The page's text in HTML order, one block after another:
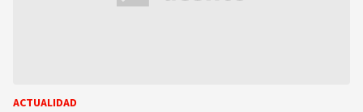
ACTUALIDAD